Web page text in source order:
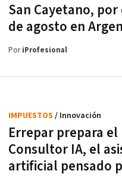
San Cayetano,
de agosto en
PoriProfesional
Errepar prepara
Consultor IA, el
artificial pensado
IMPUESTOS / Innovación